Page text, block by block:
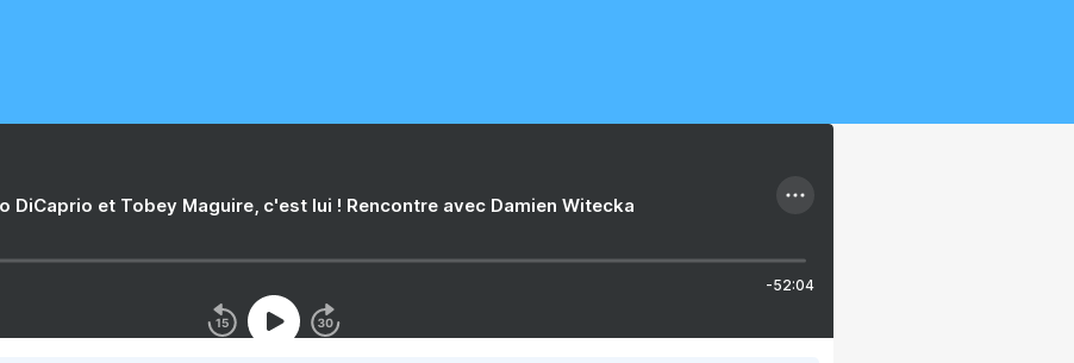
DiCaprio et Tobey Maguire, c'est lui ! Rencontre avec Damien Witecka
-52:04